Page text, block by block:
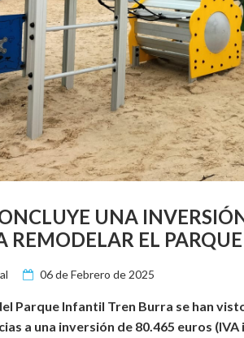
UNA
REMODELAR EL
06 de Febrero de 2025
Parque Infantil Tren Burra se han
a una inversión de 80.465 euros